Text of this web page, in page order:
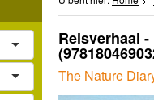
Reisverhaal
The Nature